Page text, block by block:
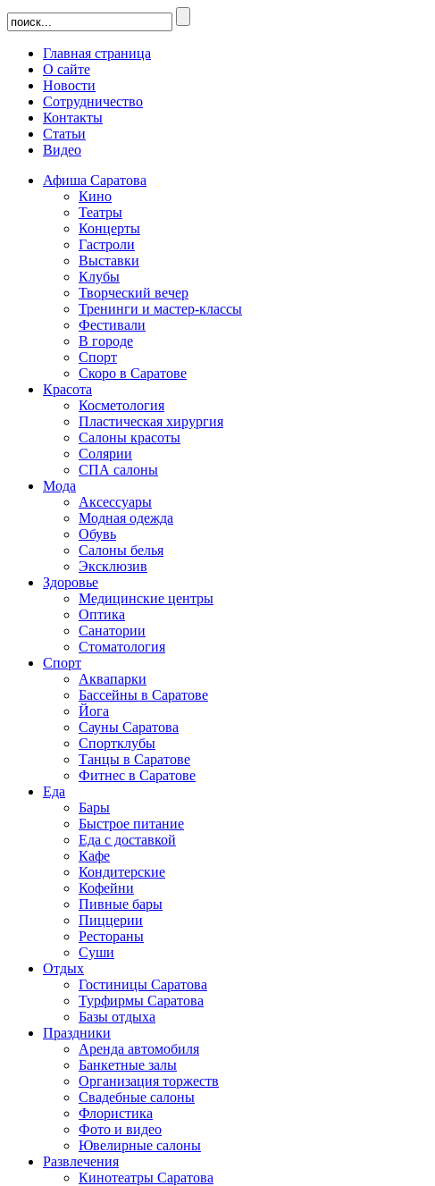
Главная страница
О сайте
Новости
Сотрудничество
Контакты
Статьи
Видео
Афиша Саратова
Кино
Театры
Концерты
Гастроли
Выставки
Клубы
Творческий вечер
Тренинги и мастер-классы
Фестивали
В городе
Спорт
Скоро в Саратове
Красота
Косметология
Пластическая хирургия
Салоны красоты
Солярии
СПА салоны
Мода
Аксессуары
Модная одежда
Обувь
Салоны белья
Эксклюзив
Здоровье
Медицинские центры
Оптика
Санатории
Стоматология
Спорт
Аквапарки
Бассейны в Саратове
Йога
Сауны Саратова
Спортклубы
Танцы в Саратове
Фитнес в Саратове
Еда
Бары
Быстрое питание
Еда с доставкой
Кафе
Кондитерские
Кофейни
Пивные бары
Пиццерии
Рестораны
Суши
Отдых
Гостиницы Саратова
Турфирмы Саратова
Базы отдыха
Праздники
Аренда автомобиля
Банкетные залы
Организация торжеств
Свадебные салоны
Флористика
Фото и видео
Ювелирные салоны
Развлечения
Кинотеатры Саратова